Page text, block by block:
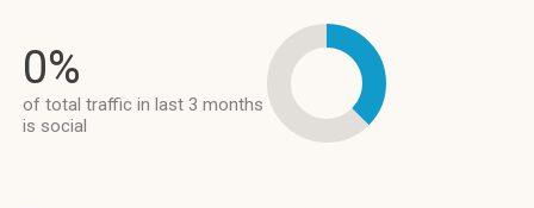
0%
of total traffic in last 3 months
is social